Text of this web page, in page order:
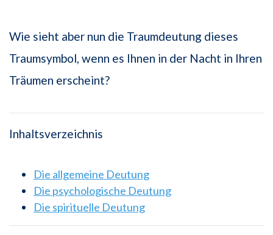
Wie sieht aber nun die Traumdeutung dieses
Traumsymbol, wenn es Ihnen in der Nacht in Ihren
Träumen erscheint?
Inhaltsverzeichnis
Die allgemeine Deutung
Die psychologische Deutung
Die spirituelle Deutung